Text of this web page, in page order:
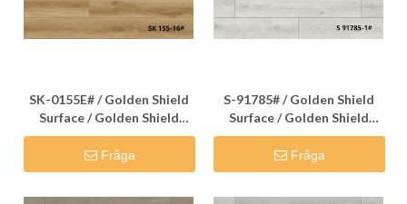
SK-0155E# / Golden Shield
Surface / Golden Shield
Flooring
Fråga
S-91785# / Golden Shield
Surface / Golden Shield
Flooring
Fråga